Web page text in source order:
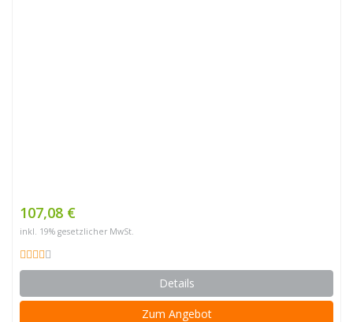
107,08 €
inkl. 19% gesetzlicher MwSt.
Details
Zum Angebot